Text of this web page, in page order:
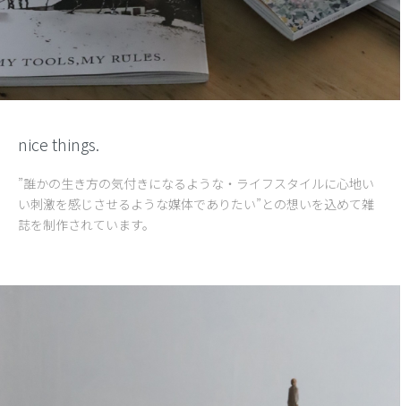
nice things.
”誰かの生き方の気付きになるような・ライフスタイルに心地い
い刺激を感じさせるような媒体でありたい”との想いを込めて雑
誌を制作されています。